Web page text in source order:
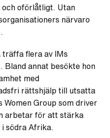
och oförlåtligt. Utan
närvaro
träffa flera av IMs
Bland annat besökte hon
med
rättshjälp till utsatta
Women Group som driver
arbetar för att stärka
södra Afrika.